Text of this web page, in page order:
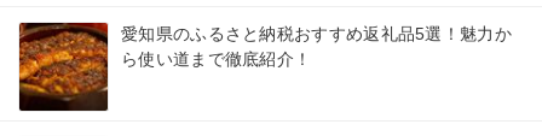
愛知県のふるさと納税おすすめ返礼品5選！魅力か
ら使い道まで徹底紹介！